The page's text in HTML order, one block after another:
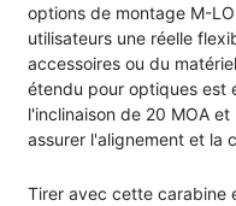
options de montage M-
utilisateurs une réelle
accessoires ou du
étendu pour optiques est
l'inclinaison de 20 MOA
assurer l'alignement et la
Tirer avec cette carabine